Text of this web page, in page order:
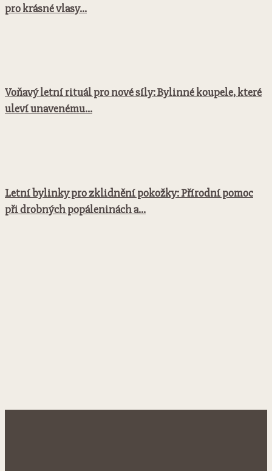
pro krásné vlasy...
Voňavý letní rituál pro nové síly: Bylinné koupele, které
uleví unavenému...
Letní bylinky pro zklidnění pokožky: Přírodní pomoc
při drobných popáleninách a...